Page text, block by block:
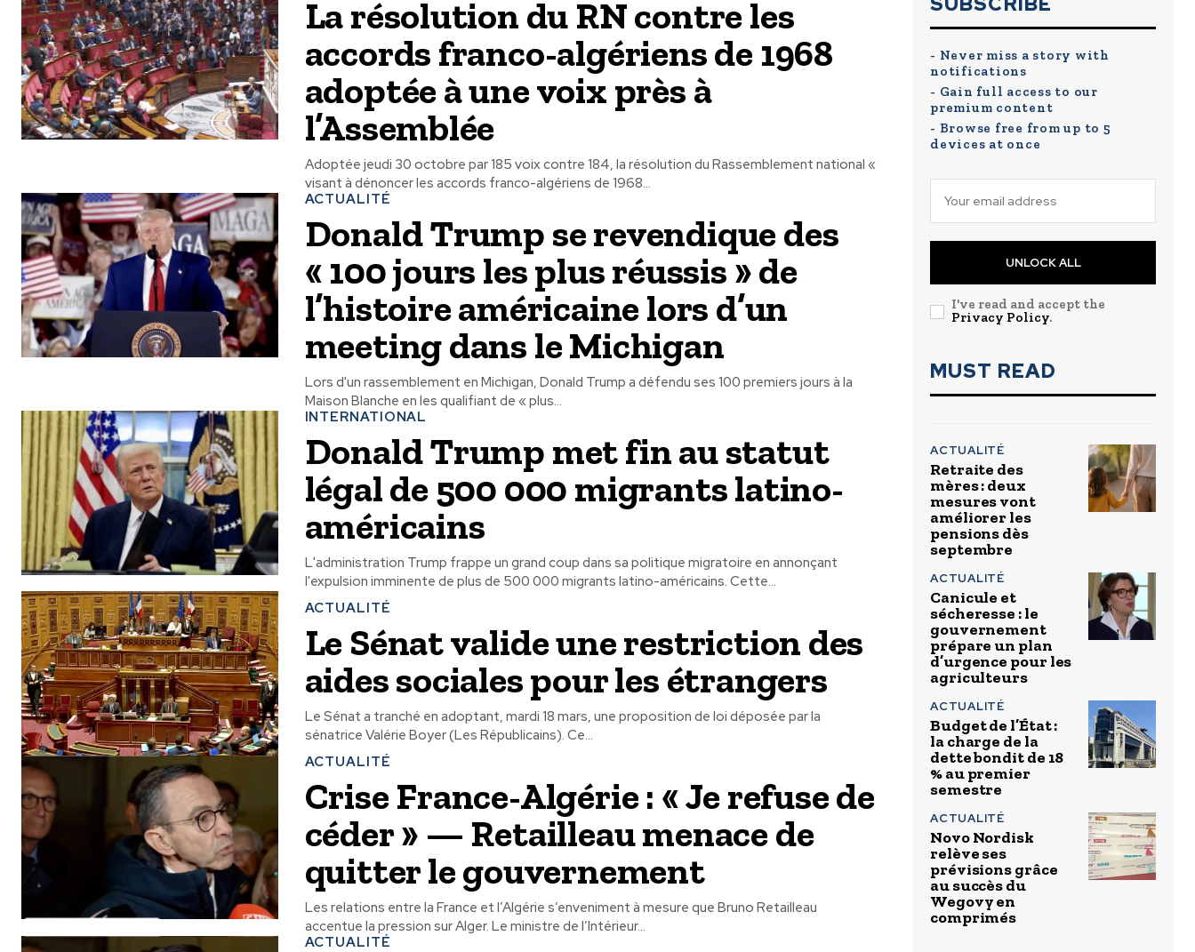
La résolution du RN contre les
accords franco-algériens de 1968
adoptée à une voix près à
l’Assemblée
Adoptée jeudi 30 octobre par 185 voix contre 184, la résolution du Rassemblement national «
visant à dénoncer les accords franco-algériens de 1968...
ACTUALITÉ
Donald Trump se revendique des
« 100 jours les plus réussis » de
l’histoire américaine lors d’un
meeting dans le Michigan
Lors d'un rassemblement en Michigan, Donald Trump a défendu ses 100 premiers jours à la
Maison Blanche en les qualifiant de « plus...
INTERNATIONAL
Donald Trump met fin au statut
légal de 500 000 migrants latino-
américains
L'administration Trump frappe un grand coup dans sa politique migratoire en annonçant
l'expulsion imminente de plus de 500 000 migrants latino-américains. Cette...
ACTUALITÉ
Le Sénat valide une restriction des
aides sociales pour les étrangers
Le Sénat a tranché en adoptant, mardi 18 mars, une proposition de loi déposée par la
sénatrice Valérie Boyer (Les Républicains). Ce...
ACTUALITÉ
Crise France-Algérie : « Je refuse de
céder » — Retailleau menace de
quitter le gouvernement
Les relations entre la France et l’Algérie s’enveniment à mesure que Bruno Retailleau
accentue la pression sur Alger. Le ministre de l’Intérieur...
ACTUALITÉ
- Never miss a story with
notifications
- Gain full access to our
premium content
- Browse free from up to 5
devices at once
UNLOCK ALL
I've read and accept the
Privacy Policy.
MUST READ
ACTUALITÉ
Retraite des
mères : deux
mesures vont
améliorer les
pensions dès
septembre
ACTUALITÉ
Canicule et
sécheresse : le
gouvernement
prépare un plan
d’urgence pour les
agriculteurs
ACTUALITÉ
Budget de l’État :
la charge de la
dette bondit de 18
% au premier
semestre
ACTUALITÉ
Novo Nordisk
relève ses
prévisions grâce
au succès du
Wegovy en
comprimés